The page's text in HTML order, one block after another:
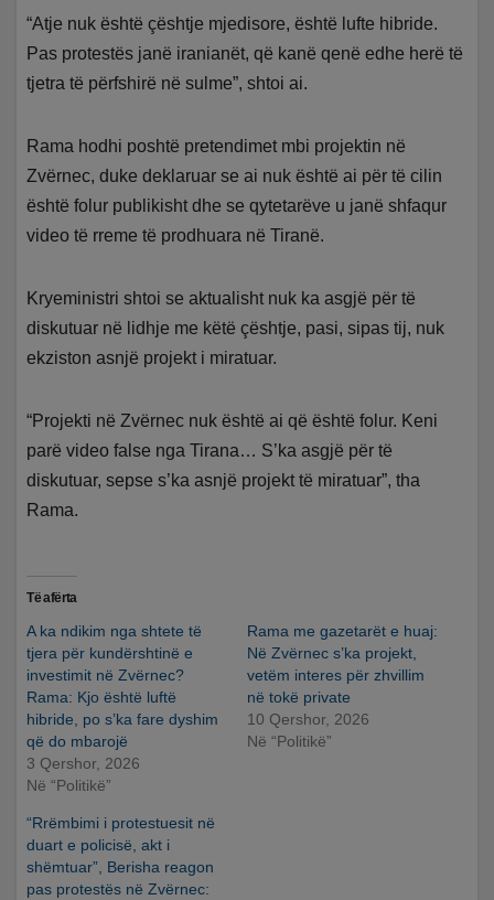
“Atje nuk është çështje mjedisore, është lufte hibride.
Pas protestës janë iranianët, që kanë qenë edhe herë të
tjetra të përfshirë në sulme”, shtoi ai.
Rama hodhi poshtë pretendimet mbi projektin në
Zvërnec, duke deklaruar se ai nuk është ai për të cilin
është folur publikisht dhe se qytetarëve u janë shfaqur
video të rreme të prodhuara në Tiranë.
Kryeministri shtoi se aktualisht nuk ka asgjë për të
diskutuar në lidhje me këtë çështje, pasi, sipas tij, nuk
ekziston asnjë projekt i miratuar.
“Projekti në Zvërnec nuk është ai që është folur. Keni
parë video false nga Tirana… S’ka asgjë për të
diskutuar, sepse s’ka asnjë projekt të miratuar”, tha
Rama.
Të afërta
A ka ndikim nga shtete të
tjera për kundërshtinë e
investimit në Zvërnec?
Rama: Kjo është luftë
hibride, po s’ka fare dyshim
që do mbarojë
3 Qershor, 2026
Në “Politikë”
Rama me gazetarët e huaj:
Në Zvërnec s’ka projekt,
vetëm interes për zhvillim
në tokë private
10 Qershor, 2026
Në “Politikë”
“Rrëmbimi i protestuesit në
duart e policisë, akt i
shëmtuar”, Berisha reagon
pas protestës në Zvërnec: